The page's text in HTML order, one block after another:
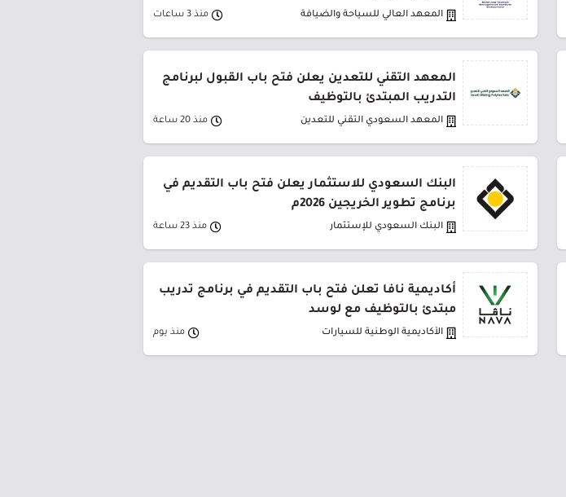
المعهد العالي للسياحة والضيافة منذ 3 ساعات
المعهد التقني للتعدين يعلن فتح باب القبول لبرنامج
التدريب المبتدئ بالتوظيف
المعهد السعودي التقني للتعدين منذ 20 ساعة
البنك السعودي للاستثمار يعلن فتح باب التقديم في
برنامج تطوير الخريجين 2026م
البنك السعودي للإستثمار منذ 23 ساعة
أكاديمية نافا تعلن فتح باب التقديم في برنامج تدريب
مبتدئ بالتوظيف مع لوسد
الأكاديمية الوطنية للسيارات منذ يوم